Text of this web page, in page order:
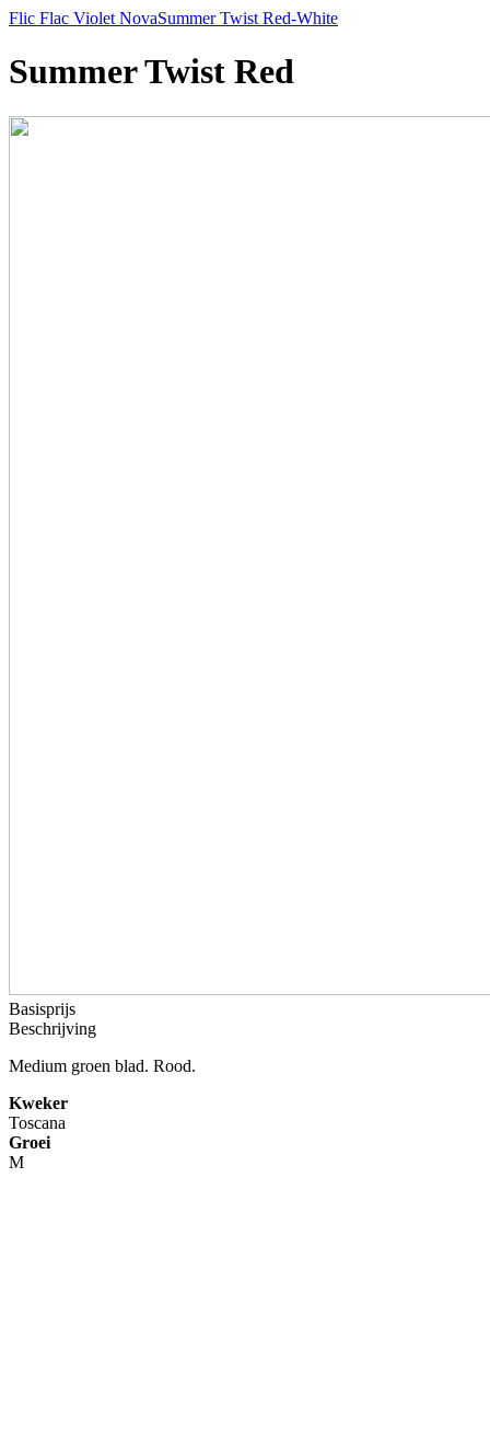
Flic Flac Violet NovaSummer Twist Red-White
Summer Twist Red
Basisprijs
Beschrijving
Medium groen blad. Rood.
Kweker
Toscana
Groei
M